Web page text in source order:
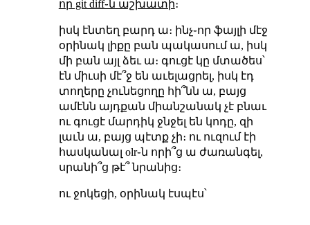
որ git diff֊ն աշխատի։
իսկ էնտեղ բարդ ա։ ինչ֊որ ֆայլի մէջ
օրինակ լիքը բան պակասում ա, իսկ
մի բան այլ ձեւ ա։ գուցէ կը մտածես՝
էն միւսի մէ՞ջ են աւելացրել, իսկ էդ
տողերը չունեցողը հի՞նն ա, բայց
ամէնն այդքան միանշանակ չէ բնաւ
ու գուցէ մարդիկ ջնջել են կոդը, զի
լաւն ա, բայց պէտք չի։ ու ուզում էի
հասկանալ olr֊ն որի՞ց ա ժառանգել,
սրանի՞ց թէ՞ նրանից։
ու ջոկեցի, օրինակ էսպէս՝